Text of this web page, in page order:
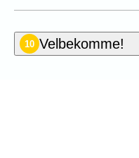
10 Velbekomme!